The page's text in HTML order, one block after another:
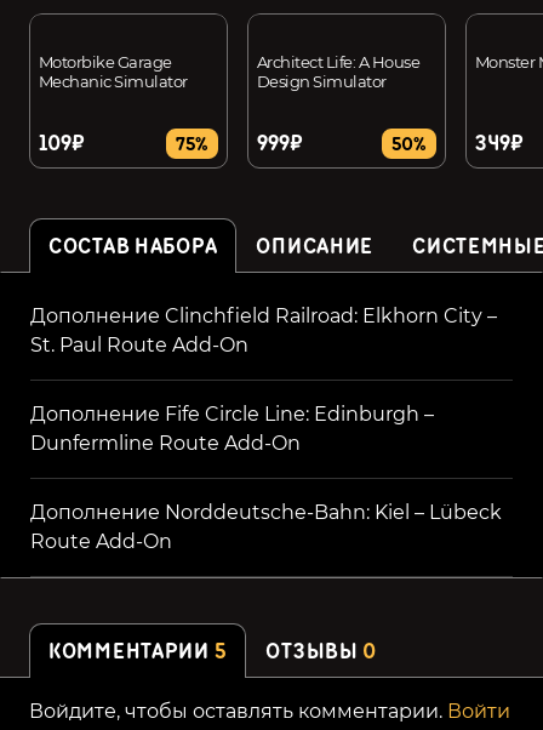
Motorbike Garage
Mechanic Simulator
109₽ 75%
Architect Life: A House
Design Simulator
999₽ 50%
Monster
349₽
СОСТАВ НАБОРА ОПИСАНИЕ
Дополнение Clinchfield Railroad: Elkhorn City –
St. Paul Route Add-On
Дополнение Fife Circle Line: Edinburgh –
Dunfermline Route Add-On
Дополнение Norddeutsche-Bahn: Kiel – Lübeck
Route Add-On
КОММЕНТАРИИ 5 ОТЗЫВЫ 0
Войдите, чтобы оставлять комментарии. Войти